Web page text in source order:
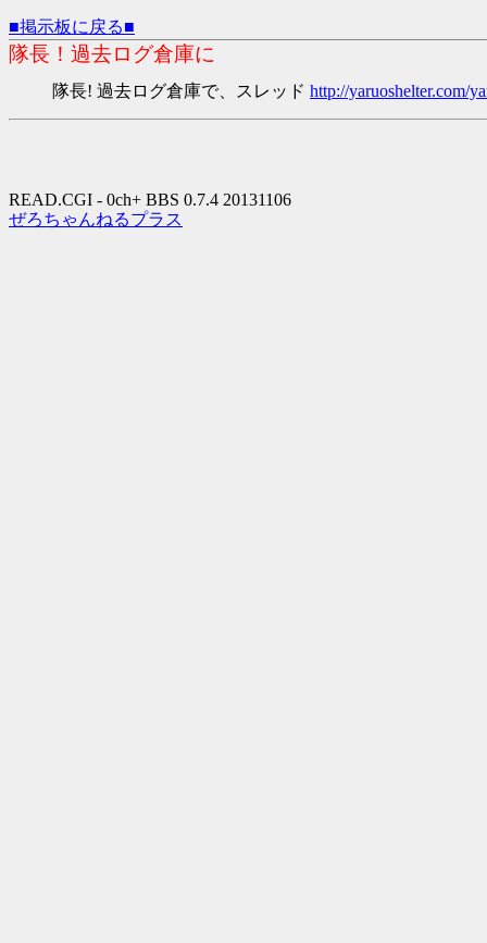
■掲示板に戻る■
隊長！過去ログ倉庫に
隊長! 過去ログ倉庫で、スレッド http://yaruoshelter.com/
READ.CGI - 0ch+ BBS 0.7.4 20131106
ぜろちゃんねるプラス